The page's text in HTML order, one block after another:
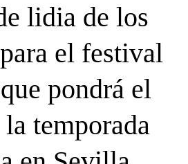
lidia de los
el festival
pondrá el
temporada